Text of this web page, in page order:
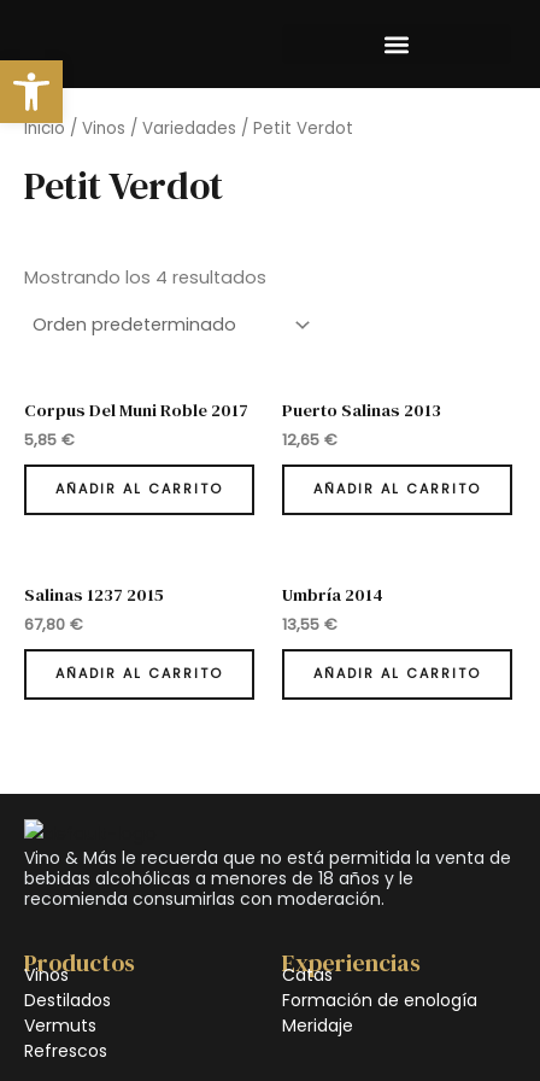
contenido
Inicio / Vinos / Variedades / Petit Verdot
Petit Verdot
Mostrando los 4 resultados
Corpus Del Muni Roble 2017
5,85 €
AÑADIR AL CARRITO
Puerto Salinas 2013
12,65 €
AÑADIR AL CARRITO
Salinas 1237 2015
67,80 €
AÑADIR AL CARRITO
Umbría 2014
13,55 €
AÑADIR AL CARRITO
Vino & Más le recuerda que no está permitida la venta de
bebidas alcohólicas a menores de 18 años y le
recomienda consumirlas con moderación.
Productos
Vinos
Destilados
Vermuts
Refrescos
Experiencias
Catas
Formación de enología
Meridaje
Abrir barra de herramientas